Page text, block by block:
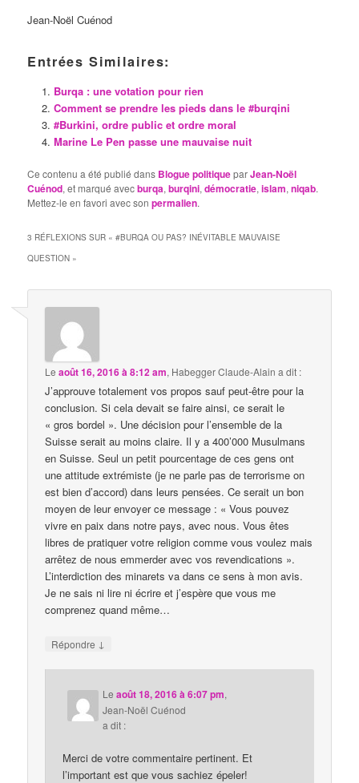
Jean-Noël Cuénod
Entrées Similaires:
Burqa : une votation pour rien
Comment se prendre les pieds dans le #burqini
#Burkini, ordre public et ordre moral
Marine Le Pen passe une mauvaise nuit
Ce contenu a été publié dans Blogue politiqueparJean-Noël
Cuénod, et marqué avecburqa,burqini,démocratie,islam,niqab.
Mettez-le en favori avec sonpermalien.
3 RÉFLEXIONS SUR «#BURQA OU PAS? INÉVITABLE MAUVAISE
QUESTION »
Leaoût 16, 2016 à 8:12 am, Habegger Claude-Alain a dit :
J’approuve totalement vos propos sauf peut-être pour la
conclusion. Si cela devait se faire ainsi, ce serait le
« gros bordel ». Une décision pour l’ensemble de la
Suisse serait au moins claire. Il y a 400’000 Musulmans
en Suisse. Seul un petit pourcentage de ces gens ont
une attitude extrémiste (je ne parle pas de terrorisme on
est bien d’accord) dans leurs pensées. Ce serait un bon
moyen de leur envoyer ce message : « Vous pouvez
vivre en paix dans notre pays, avec nous. Vous êtes
libres de pratiquer votre religion comme vous voulez mais
arrêtez de nous emmerder avec vos revendications ».
L’interdiction des minarets va dans ce sens à mon avis.
Je ne sais ni lire ni écrire et j’espère que vous me
comprenez quand même…
Répondre ↓
Leaoût 18, 2016 à 6:07 pm,
Jean-Noël Cuénod
a dit :
Merci de votre commentaire pertinent. Et
l’important est que vous sachiez épeler!